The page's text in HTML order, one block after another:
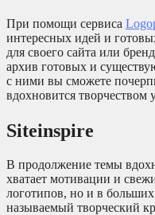
При помощи сервиса
интересных идей и
для своего сайта или
архив готовых и
с ними вы сможете
вдохновится
Siteinspire
В продолжение темы
хватает мотивации и
логотипов, но и в больших
называемый творческий